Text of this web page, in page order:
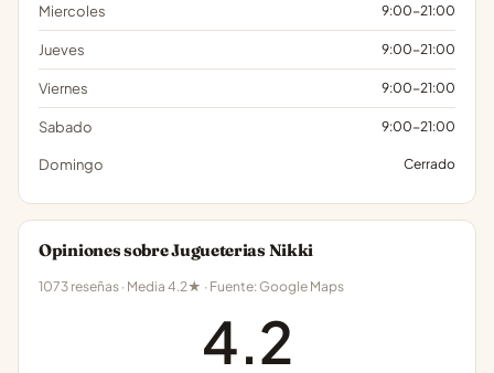
Miercoles 9:00-21:00
Jueves 9:00-21:00
Viernes 9:00-21:00
Sabado 9:00-21:00
Domingo Cerrado
Opiniones sobre Jugueterias Nikki
1073 reseñas · Media 4.2★ · Fuente: Google Maps
4.2